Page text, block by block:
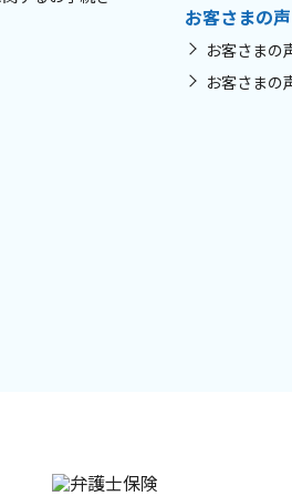
お客さまの声
お客さまの
お客さまの